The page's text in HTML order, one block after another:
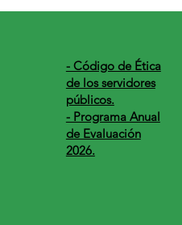
​- Código de Ética
de los servidores
públicos.
- Programa Anual
de Evaluación
2026.